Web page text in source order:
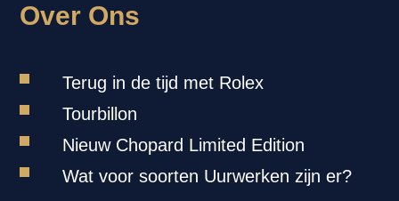
Over Ons
Terug in de tijd met Rolex
Tourbillon
Nieuw Chopard Limited Edition
Wat voor soorten Uurwerken zijn er?